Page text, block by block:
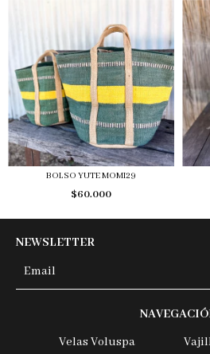
BOLSO YUTE MOMI29
$60.000
NEWSLETTER
Velas Voluspa